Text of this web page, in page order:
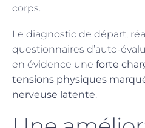
corps.
Le diagnostic de départ,
questionnaires d’auto-
en évidence une forte
tensions physiques
nerveuse latente.